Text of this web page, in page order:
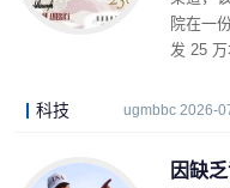
院在一
发 25 万
科技 ugmbbc 2026-
因缺